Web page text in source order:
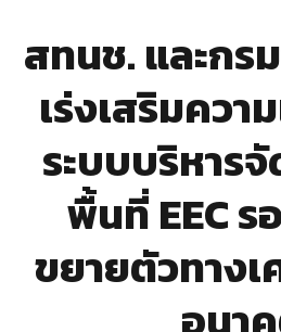
สทนช. และกร
เร่งเสริมคว
ระบบบริหารจั
พื้นที่ EEC ร
ขยายตัวทาง